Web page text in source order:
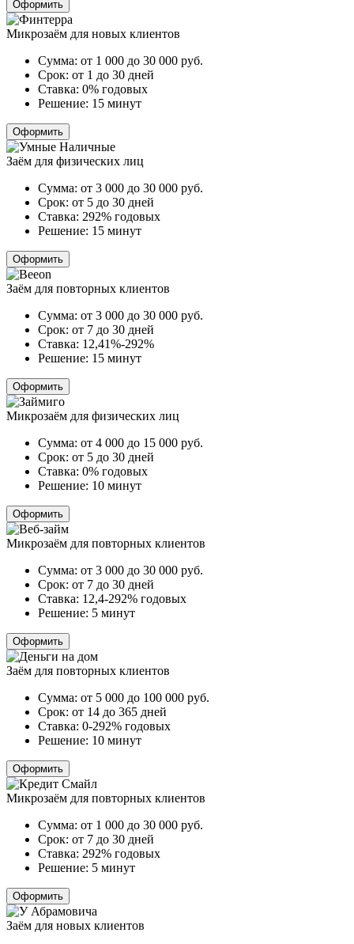
Оформить
Микрозаём для новых клиентов
Сумма: от 1 000 до 30 000 руб.
Срок: от 1 до 30 дней
Ставка: 0% годовых
Решение: 15 минут
Оформить
Заём для физических лиц
Сумма: от 3 000 до 30 000 руб.
Срок: от 5 до 30 дней
Ставка: 292% годовых
Решение: 15 минут
Оформить
Заём для повторных клиентов
Сумма: от 3 000 до 30 000 руб.
Срок: от 7 до 30 дней
Ставка: 12,41%-292%
Решение: 15 минут
Оформить
Микрозаём для физических лиц
Сумма: от 4 000 до 15 000 руб.
Срок: от 5 до 30 дней
Ставка: 0% годовых
Решение: 10 минут
Оформить
Микрозаём для повторных клиентов
Сумма: от 3 000 до 30 000 руб.
Срок: от 7 до 30 дней
Ставка: 12,4-292% годовых
Решение: 5 минут
Оформить
Заём для повторных клиентов
Сумма: от 5 000 до 100 000 руб.
Срок: от 14 до 365 дней
Ставка: 0-292% годовых
Решение: 10 минут
Оформить
Микрозаём для повторных клиентов
Сумма: от 1 000 до 30 000 руб.
Срок: от 7 до 30 дней
Ставка: 292% годовых
Решение: 5 минут
Оформить
Заём для новых клиентов